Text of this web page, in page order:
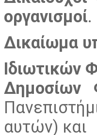
οργανισμοί.
Δικαίωμα
Ιδιωτικών
Δημοσίων
αυτών) και